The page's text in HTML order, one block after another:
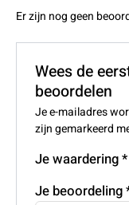
Er zijn nog geen
Wees de
beoordelen
Je e-mailadres
zijn gemarkeerd
Je waardering*
Je beoordeling